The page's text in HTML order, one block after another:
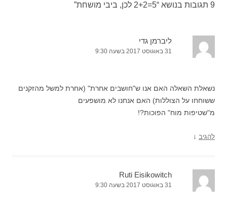
9 תגובות בנושא “ 5=2+2 לכן, ביבי מושחת ”
ליברמן גדי
31 באוגוסט 2017 בשעה 9:30
נשאלת השאלה האם אנו ש"חושבים אחרת" (אחרת למשל מהזקנים
ששוחחו על הצוללות) האם אנחנו לא מושפעים
מ"שטיפות מוח" הפוכות?!
להגיב ↓
Ruti Eisikowitch
31 באוגוסט 2017 בשעה 9:30